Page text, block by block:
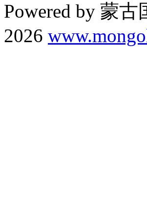
Powered by 蒙
2026